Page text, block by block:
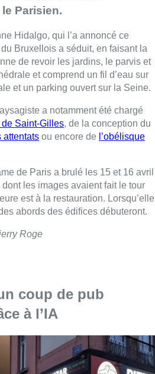
Parisien.
Hidalgo, qui l’a annoncé ce
Bruxellois a séduit, en faisant la
de revoir les jardins, le parvis et
et comprend un fil d’eau sur
et un parking ouvert sur la Seine.
a notamment été chargé
de Saint-Gilles, de la conception du
attentats ou encore de l’obélisque
de Paris a brulé les 15 et 16 avril
les images avaient fait le tour
est à la restauration. Lorsqu’elle
abords des édifices débuteront.
Roge
coup de pub
à l’IA